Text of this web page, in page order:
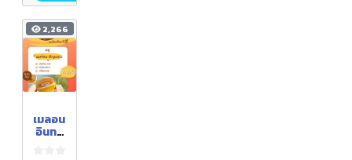
2,266
เมลอน
อินทรี